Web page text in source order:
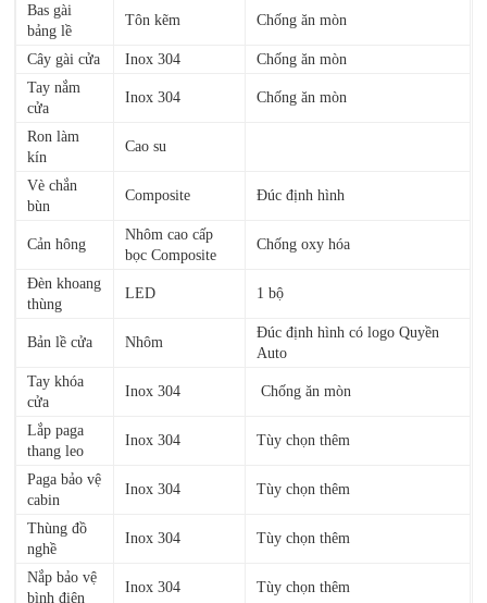
Bas gài
bảng lề
Tôn kẽm Chống ăn mòn
Cây gài cửa Inox 304
Chống ăn mòn
Tay nắm
cửa
Inox 304 Chống ăn mòn
Ron làm
kín
Cao su
Vè chắn
bùn
Composite Đúc định hình
Cản hông
Nhôm cao cấp
bọc Composite
Chống oxy hóa
Đèn khoang
thùng
LED 1 bộ
Bản lề cửa Nhôm
Đúc định hình có logo Quyền
Auto
Tay khóa
cửa
Inox 304 Chống ăn mòn
Lắp paga
thang leo
Inox 304 Tùy chọn thêm
Paga bảo vệ
cabin
Inox 304 Tùy chọn thêm
Thùng đồ
nghề
Inox 304 Tùy chọn thêm
Nắp bảo vệ
bình điện
Inox 304 Tùy chọn thêm